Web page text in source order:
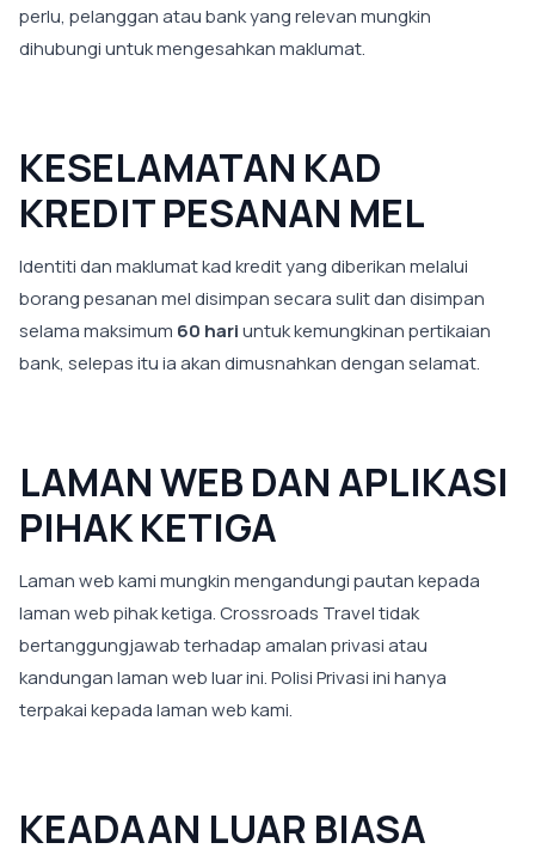
perlu, pelanggan atau bank yang relevan mungkin
dihubungi untuk mengesahkan maklumat.
KESELAMATAN KAD
KREDIT PESANAN MEL
Identiti dan maklumat kad kredit yang diberikan melalui
borang pesanan mel disimpan secara sulit dan disimpan
selama maksimum 60 hariuntuk kemungkinan pertikaian
bank, selepas itu ia akan dimusnahkan dengan selamat.
LAMAN WEB DAN APLIKASI
PIHAK KETIGA
Laman web kami mungkin mengandungi pautan kepada
laman web pihak ketiga. Crossroads Travel tidak
bertanggungjawab terhadap amalan privasi atau
kandungan laman web luar ini. Polisi Privasi ini hanya
terpakai kepada laman web kami.
KEADAAN LUAR BIASA